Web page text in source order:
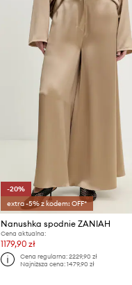
-20%
extra -5% z kodem: OFF*
Nanushka spodnie ZANIAH
Cena aktualna:
1179,90 zł
Cena regularna: 2229,90 zł
Najniższa cena: 1479,90 zł